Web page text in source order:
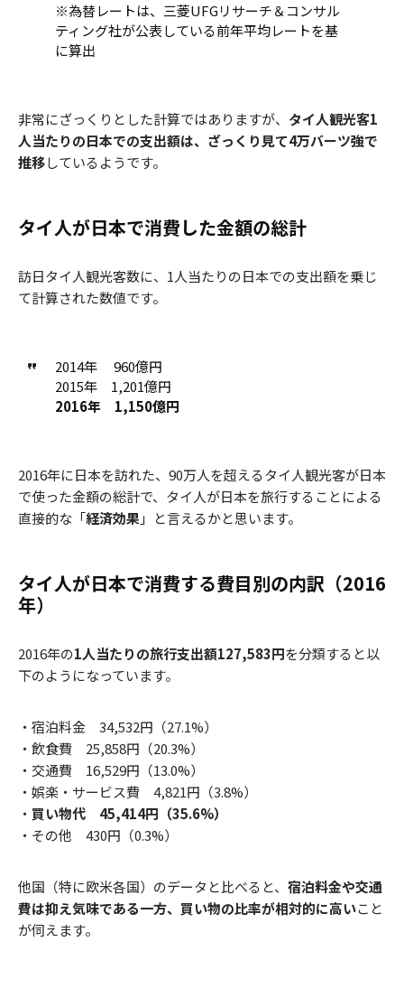
※為替レートは、三菱UFGリサーチ＆コンサル
ティング社が公表している前年平均レートを基
に算出
非常にざっくりとした計算ではありますが、 タイ人観光客1
人当たりの日本での支出額は、ざっくり見て4万バーツ強で
推移しているようです。
タイ人が日本で消費した金額の総計
訪日タイ人観光客数に、1人当たりの日本での支出額を乗じ
て計算された数値です。
2014年 960億円
2015年 1,201億円
2016年 1,150億円
2016年に日本を訪れた、90万人を超えるタイ人観光客が日本
で使った金額の総計で、タイ人が日本を旅行することによる
直接的な「経済効果 」と言えるかと思います。
タイ人が日本で消費する費目別の内訳（2016
年）
2016年の1人当たりの旅行支出額127,583円を分類すると以
下のようになっています。
・宿泊料金 34,532円（27.1%）
・飲食費 25,858円（20.3%）
・交通費 16,529円（13.0%）
・娯楽・サービス費 4,821円（3.8%）
・ 買い物代 45,414円（35.6%）
・その他 430円（0.3%）
他国（特に欧米各国）のデータと比べると、 宿泊料金や交通
費は抑え気味である一方、買い物の比率が相対的に高いこと
が伺えます。